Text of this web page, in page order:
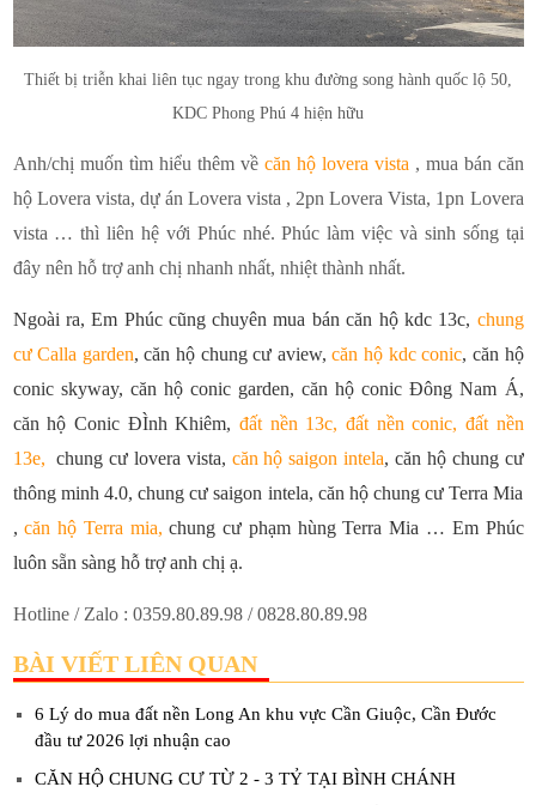
Thiết bị triễn khai liên tục ngay trong khu đường song hành quốc lộ 50,
KDC Phong Phú 4 hiện hữu
Anh/chị muốn tìm hiểu thêm về căn hộ lovera vista , mua bán căn
hộ Lovera vista, dự án Lovera vista , 2pn Lovera Vista, 1pn Lovera
vista … thì liên hệ với Phúc nhé. Phúc làm việc và sinh sống tại
đây nên hỗ trợ anh chị nhanh nhất, nhiệt thành nhất.
Ngoài ra, Em Phúc cũng chuyên mua bán căn hộ kdc 13c, chung
cư Calla garden, căn hộ chung cư aview, căn hộ kdc conic, căn hộ
conic skyway, căn hộ conic garden, căn hộ conic Đông Nam Á,
căn hộ Conic ĐÌnh Khiêm, đất nền 13c, đất nền conic, đất nền
13e, chung cư lovera vista, căn hộ saigon intela, căn hộ chung cư
thông minh 4.0, chung cư saigon intela, căn hộ chung cư Terra Mia
,căn hộ Terra mia, chung cư phạm hùng Terra Mia … Em Phúc
luôn sẵn sàng hỗ trợ anh chị ạ.
Hotline / Zalo : 0359.80.89.98 / 0828.80.89.98
BÀI VIẾT LIÊN QUAN
6 Lý do mua đất nền Long An khu vực Cần Giuộc, Cần Đước
đầu tư 2026 lợi nhuận cao
CĂN HỘ CHUNG CƯ TỪ 2 - 3 TỶ TẠI BÌNH CHÁNH